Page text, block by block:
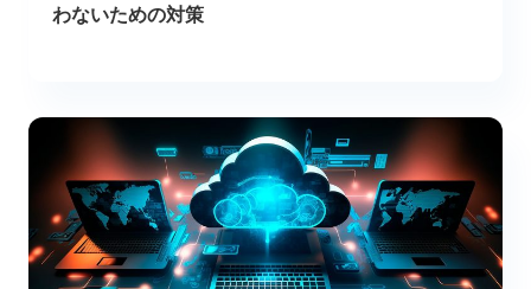
わないための対策